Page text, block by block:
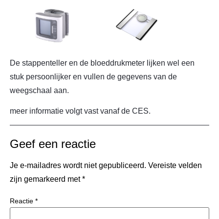
De stappenteller en de bloeddrukmeter lijken wel een
stuk persoonlijker en vullen de gegevens van de
weegschaal aan.
meer informatie volgt vast vanaf de CES.
Geef een reactie
Je e-mailadres wordt niet gepubliceerd. Vereiste velden
zijn gemarkeerd met*
Reactie *